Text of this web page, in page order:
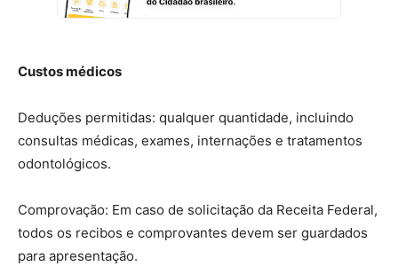
Custos médicos
Deduções permitidas: qualquer quantidade, incluindo
consultas médicas, exames, internações e tratamentos
odontológicos.
Comprovação: Em caso de solicitação da Receita Federal,
todos os recibos e comprovantes devem ser guardados
para apresentação.